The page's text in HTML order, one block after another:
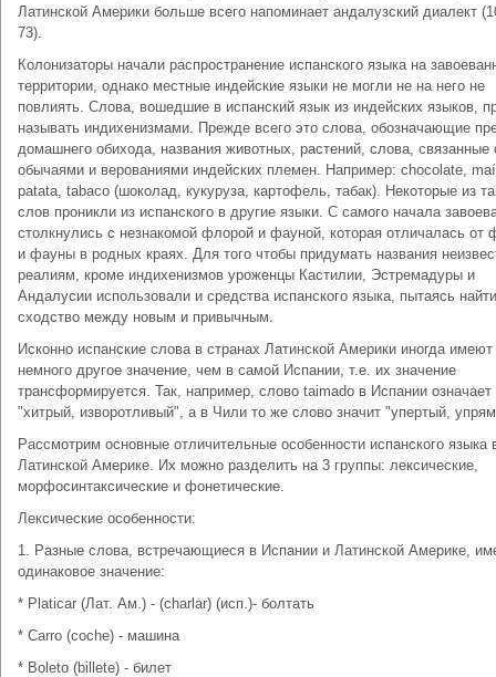
Латинской Америки больше всего напоминает андалузский диалект
73).
Колонизаторы начали распространение испанского языка на
территории, однако местные индейские языки не могли не на него не
повлиять. Слова, вошедшие в испанский язык из индейских языков,
называть индихенизмами. Прежде всего это слова, обозначающие
домашнего обихода, названия животных, растений, слова, связанные
обычаями и верованиями индейских племен. Например: chocolate,
patata, tabaco (шоколад, кукуруза, картофель, табак). Некоторые из
слов проникли из испанского в другие языки. С самого начала
столкнулись с незнакомой флорой и фауной, которая отличалась от
и фауны в родных краях. Для того чтобы придумать названия
реалиям, кроме индихенизмов уроженцы Кастилии, Эстремадуры и
Андалусии использовали и средства испанского языка, пытаясь найти
сходство между новым и привычным.
Исконно испанские слова в странах Латинской Америки иногда имеют
немного другое значение, чем в самой Испании, т.е. их значение
трансформируется. Так, например, слово taimado в Испании означает
"хитрый, изворотливый", а в Чили то же слово значит "упертый,
Рассмотрим основные отличительные особенности испанского языка
Латинской Америке. Их можно разделить на 3 группы: лексические,
морфосинтаксические и фонетические.
Лексические особенности:
1. Разные слова, встречающиеся в Испании и Латинской Америке,
одинаковое значение:
* Platicar (Лат. Ам.) - (charlar) (исп.)- болтать
* Carro (coche) - машина
* Boleto (billete) - билет